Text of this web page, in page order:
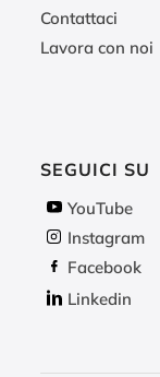
Contattaci
Lavora con noi
SEGUICI SU
YouTube
Instagram
Facebook
Linkedin